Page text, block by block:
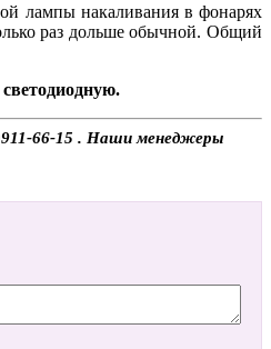
лампы накаливания в фонарях
раз дольше обычной. Общий
66-15 . Наши менеджеры